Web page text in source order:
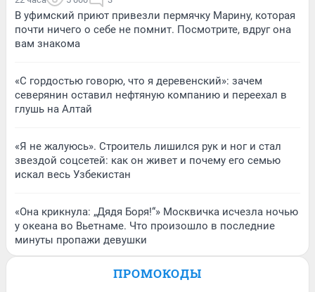
В уфимский приют привезли пермячку Марину, которая
почти ничего о себе не помнит. Посмотрите, вдруг она
вам знакома
«С гордостью говорю, что я деревенский»: зачем
северянин оставил нефтяную компанию и переехал в
глушь на Алтай
«Я не жалуюсь». Строитель лишился рук и ног и стал
звездой соцсетей: как он живет и почему его семью
искал весь Узбекистан
«Она крикнула: „Дядя Боря!“» Москвичка исчезла ночью
у океана во Вьетнаме. Что произошло в последние
минуты пропажи девушки
ПРОМОКОДЫ